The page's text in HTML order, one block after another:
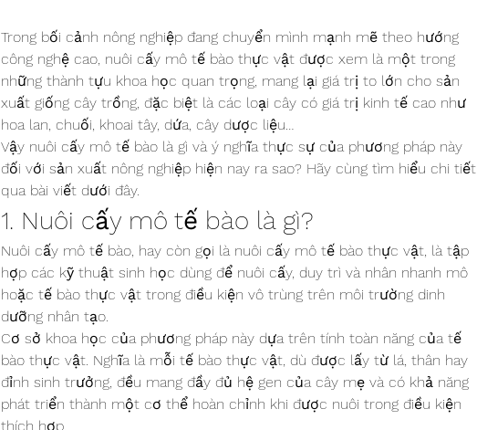
Trong bối cảnh nông nghiệp đang chuyển mình mạnh mẽ theo hướng
công nghệ cao, nuôi cấy mô tế bào thực vật được xem là một trong
những thành tựu khoa học quan trọng, mang lại giá trị to lớn cho sản
xuất giống cây trồng, đặc biệt là các loại cây có giá trị kinh tế cao như
hoa lan, chuối, khoai tây, dứa, cây dược liệu…
Vậy nuôi cấy mô tế bào là gì và ý nghĩa thực sự của phương pháp này
đối với sản xuất nông nghiệp hiện nay ra sao? Hãy cùng tìm hiểu chi tiết
qua bài viết dưới đây.
1. Nuôi cấy mô tế bào là gì?
Nuôi cấy mô tế bào, hay còn gọi là nuôi cấy mô tế bào thực vật, là tập
hợp các kỹ thuật sinh học dùng để nuôi cấy, duy trì và nhân nhanh mô
hoặc tế bào thực vật trong điều kiện vô trùng trên môi trường dinh
dưỡng nhân tạo.
Cơ sở khoa học của phương pháp này dựa trên tính toàn năng của tế
bào thực vật. Nghĩa là mỗi tế bào thực vật, dù được lấy từ lá, thân hay
đỉnh sinh trưởng, đều mang đầy đủ hệ gen của cây mẹ và có khả năng
phát triển thành một cơ thể hoàn chỉnh khi được nuôi trong điều kiện
thích hợp.